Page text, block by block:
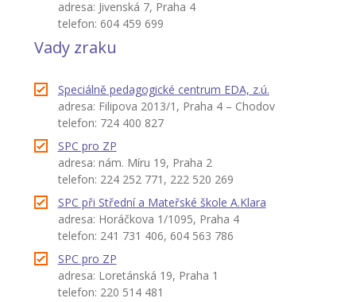
adresa: Jivenská 7, Praha 4
telefon: 604 459 699
Vady zraku
Speciálně pedagogické centrum EDA, z.ú.
adresa: Filipova 2013/1, Praha 4 – Chodov
telefon: 724 400 827
SPC pro ZP
adresa: nám. Míru 19, Praha 2
telefon: 224 252 771, 222 520 269
SPC při Střední a Mateřské škole A.Klara
adresa: Horáčkova 1/1095, Praha 4
telefon: 241 731 406, 604 563 786
SPC pro ZP
adresa: Loretánská 19, Praha 1
telefon: 220 514 481